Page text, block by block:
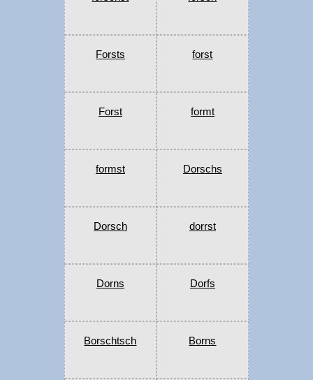
Forsts forst
Forst formt
formst Dorschs
Dorsch dorrst
Dorns Dorfs
Borschtsch Borns